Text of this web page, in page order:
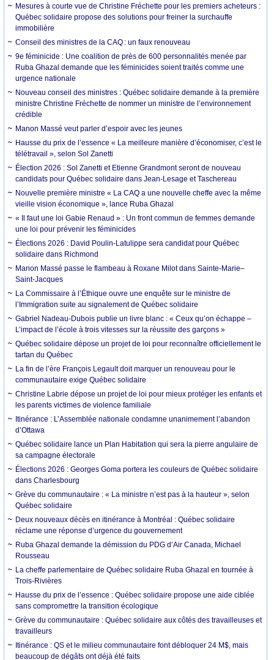
Mesures à courte vue de Christine Fréchette pour les premiers acheteurs :
Québec solidaire propose des solutions pour freiner la surchauffe
immobilière
Conseil des ministres de la CAQ : un faux renouveau
9e féminicide : Une coalition de près de 600 personnalités menée par
Ruba Ghazal demande que les féminicides soient traités comme une
urgence nationale
Nouveau conseil des ministres : Québec solidaire demande à la première
ministre Christine Fréchette de nommer un ministre de l’environnement
crédible
Manon Massé veut parler d’espoir avec les jeunes
Hausse du prix de l’essence « La meilleure manière d’économiser, c’est le
télétravail », selon Sol Zanetti
Élection 2026 : Sol Zanetti et Etienne Grandmont seront de nouveau
candidats pour Québec solidaire dans Jean-Lesage et Taschereau
Nouvelle première ministre « La CAQ a une nouvelle cheffe avec la même
vieille vision économique », lance Ruba Ghazal
« Il faut une loi Gabie Renaud » : Un front commun de femmes demande
une loi pour prévenir les féminicides
Élections 2026 : David Poulin-Latulippe sera candidat pour Québec
solidaire dans Richmond
Manon Massé passe le flambeau à Roxane Milot dans Sainte-Marie–
Saint-Jacques
La Commissaire à l’Éthique ouvre une enquête sur le ministre de
l’Immigration suite au signalement de Québec solidaire
Gabriel Nadeau-Dubois publie un livre blanc : « Ceux qu’on échappe –
L’impact de l’école à trois vitesses sur la réussite des garçons »
Québec solidaire dépose un projet de loi pour reconnaître officiellement le
tartan du Québec
La fin de l’ère François Legault doit marquer un renouveau pour le
communautaire exige Québec solidaire
Christine Labrie dépose un projet de loi pour mieux protéger les enfants et
les parents victimes de violence familiale
Itinérance : L’Assemblée nationale condamne unanimement l’abandon
d’Ottawa
Québec solidaire lance un Plan Habitation qui sera la pierre angulaire de
sa campagne électorale
Élections 2026 : Georges Goma portera les couleurs de Québec solidaire
dans Charlesbourg
Grève du communautaire : « La ministre n’est pas à la hauteur », selon
Québec solidaire
Deux nouveaux décès en itinérance à Montréal : Québec solidaire
réclame une réponse d’urgence du gouvernement
Ruba Ghazal demande la démission du PDG d’Air Canada, Michael
Rousseau
La cheffe parlementaire de Québec solidaire Ruba Ghazal en tournée à
Trois-Rivières
Hausse du prix de l’essence : Québec solidaire propose une aide ciblée
sans compromettre la transition écologique
Grève du communautaire : Québec solidaire aux côtés des travailleuses et
travailleurs
Itinérance : QS et le milieu communautaire font débloquer 24 M$, mais
beaucoup de dégâts ont déjà été faits